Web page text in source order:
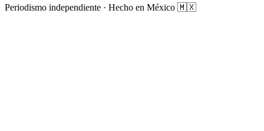
Periodismo independiente · Hecho en México 🇲🇽